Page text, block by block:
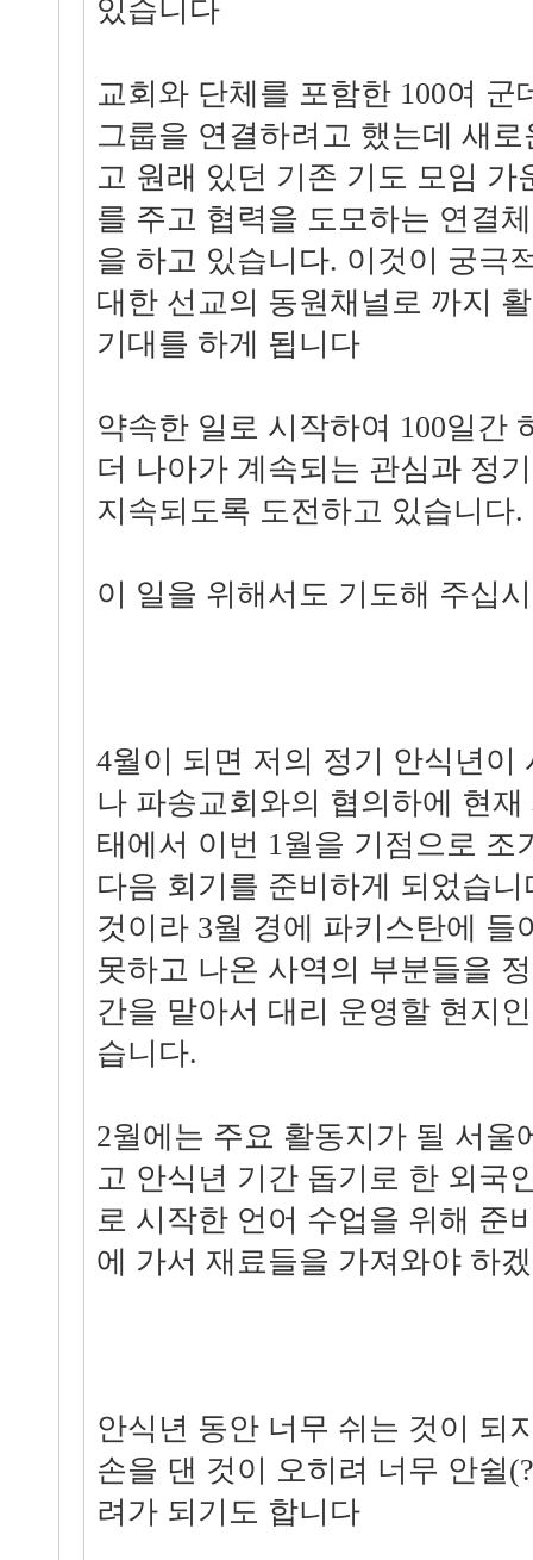
있습니다
교회와 단체를 포함한 100여 군
그룹을 연결하려고 했는데 새
고 원래 있던 기존 기도 모임 가
를 주고 협력을 도모하는 연결
을 하고 있습니다. 이것이 궁극
대한 선교의 동원채널로 까지
기대를 하게 됩니다
약속한 일로 시작하여 100일간
더 나아가 계속되는 관심과 정
지속되도록 도전하고 있습니다.
이 일을 위해서도 기도해 주십
4월이 되면 저의 정기 안식년이
나 파송교회와의 협의하에 현
태에서 이번 1월을 기점으로 조
다음 회기를 준비하게 되었습
것이라 3월 경에 파키스탄에 들
못하고 나온 사역의 부분들을
간을 맡아서 대리 운영할 현지
습니다.
2월에는 주요 활동지가 될 서울
고 안식년 기간 돕기로 한 외국
로 시작한 언어 수업을 위해 준
에 가서 재료들을 가져와야 하
안식년 동안 너무 쉬는 것이 되
손을 댄 것이 오히려 너무 안쉴
려가 되기도 합니다